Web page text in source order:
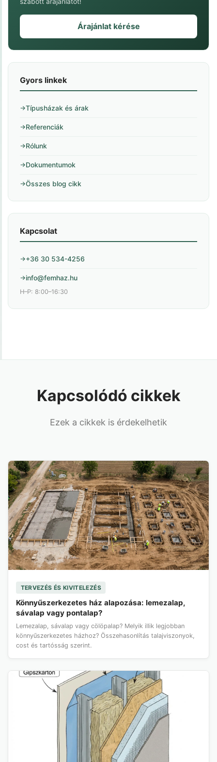
Árajánlat kérése
Gyors linkek
Típusházak és árak
Referenciák
Rólunk
Dokumentumok
Összes blog cikk
Kapcsolat
+36 30 534-4256
info@femhaz.hu
H–P: 8:00–16:30
Kapcsolódó cikkek
Ezek a cikkek is érdekelhetik
TERVEZÉS ÉS KIVITELEZÉS
Könnyűszerkezetes ház alapozása: lemezalap,
sávalap vagy pontalap?
Lemezalap, sávalap vagy cölöpalap? Melyik illik legjobban
könnyűszerkezetes házhoz? Összehasonlítás talajviszonyok,
cost és tartósság szerint.